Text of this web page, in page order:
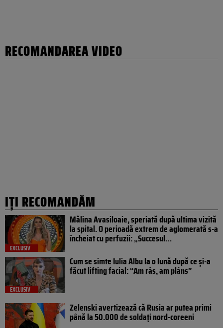
RECOMANDAREA VIDEO
IȚI RECOMANDĂM
EXCLUSIV
Mălina Avasiloaie, speriată după ultima vizită
la spital. O perioadă extrem de aglomerată s-a
încheiat cu perfuzii: „Succesul…
EXCLUSIV
Cum se simte Iulia Albu la o lună după ce și-a
făcut lifting facial: “Am râs, am plâns”
Zelenski avertizează că Rusia ar putea primi
până la 50.000 de soldați nord-coreeni